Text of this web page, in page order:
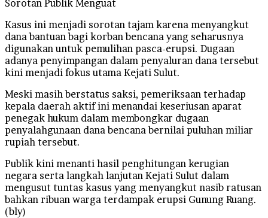
Sorotan Publik Menguat
Kasus ini menjadi sorotan tajam karena menyangkut
dana bantuan bagi korban bencana yang seharusnya
digunakan untuk pemulihan pasca-erupsi. Dugaan
adanya penyimpangan dalam penyaluran dana tersebut
kini menjadi fokus utama Kejati Sulut.
Meski masih berstatus saksi, pemeriksaan terhadap
kepala daerah aktif ini menandai keseriusan aparat
penegak hukum dalam membongkar dugaan
penyalahgunaan dana bencana bernilai puluhan miliar
rupiah tersebut.
Publik kini menanti hasil penghitungan kerugian
negara serta langkah lanjutan Kejati Sulut dalam
mengusut tuntas kasus yang menyangkut nasib ratusan
bahkan ribuan warga terdampak erupsi Gunung Ruang.
(bly)